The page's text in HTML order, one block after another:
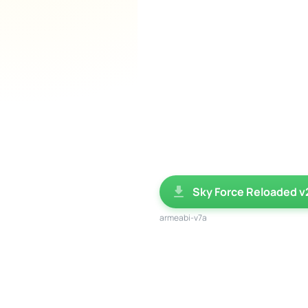
Sky Force Reloaded
armeabi-v7a